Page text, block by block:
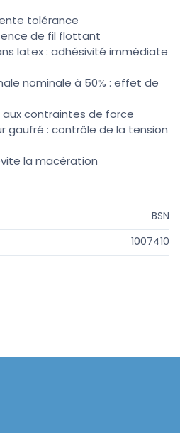
tolérance
de fil flottant
latex : adhésivité immédiate
nominale à 50% : effet de
contraintes de force
gaufré : contrôle de la tension
la macération
BSN
1007410